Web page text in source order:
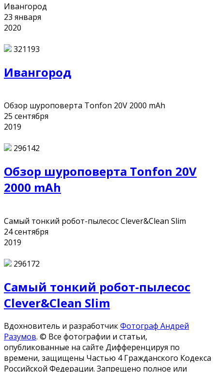
Ивангород
23 января
2020
321193
Ивангород
Обзор шуроповерта Tonfon 20V 2000 mAh
25 сентября
2019
296142
Обзор шуроповерта Tonfon 20V
2000 mAh
Самый тонкий робот-пылесос Clever&Clean Slim
24сентября
2019
296172
Самый тонкий робот-пылесос
Clever&Clean Slim
Вдохновитель и разработчикФотограф Андрей
Разумов. © Все фотографии и статьи,
опубликованные на сайте Дифференцируя по
времени, защищены Частью 4 Гражданского Кодекса
Российской Федерации. Запрещено полное или